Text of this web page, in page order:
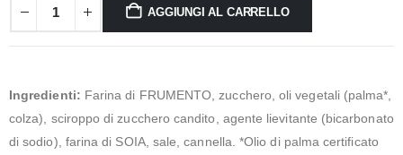
AGGIUNGI AL CARRELLO
Ingredienti: Farina di FRUMENTO, zucchero, oli vegetali (palma*,
colza), sciroppo di zucchero candito, agente lievitante (bicarbonato
di sodio), farina di SOIA, sale, cannella. *Olio di palma certificato